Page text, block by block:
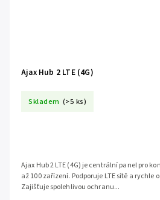
Ajax Hub 2 LTE (4G)
Skladem (>5 ks)
Ajax Hub 2 LTE (4G) je centrální panel pro
až 100 zařízení. Podporuje LTE sítě a rychle
Zajišťuje spolehlivou ochranu...